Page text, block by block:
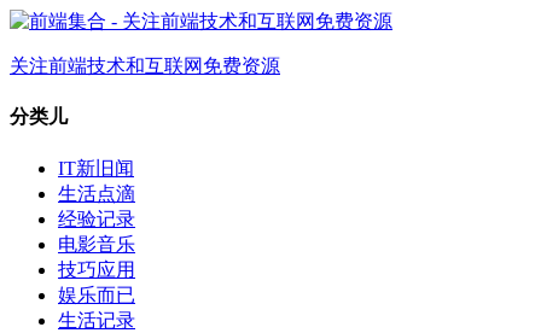
关注前端技术和互联网免费资源
分类儿
IT新旧闻
生活点滴
经验记录
电影音乐
技巧应用
娱乐而已
生活记录